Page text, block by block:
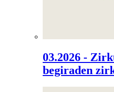
03.2026 -
begiraden